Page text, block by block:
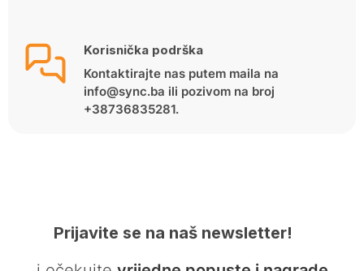
Korisnička podrška
Kontaktirajte nas putem maila na
info@sync.ba ili pozivom na broj
+38736835281.
Prijavite se na naš newsletter!